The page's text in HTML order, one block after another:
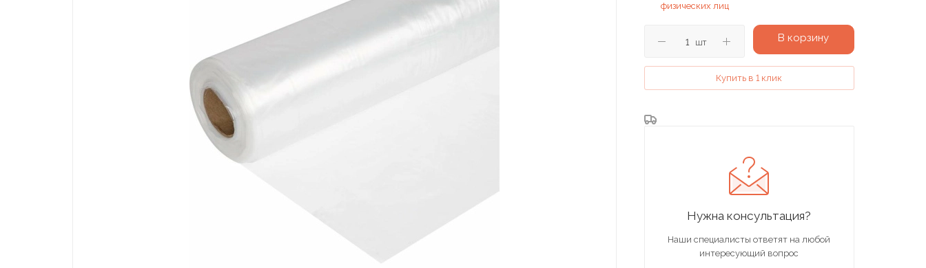
физических лиц
шт В корзину
Купить в 1 клик
Нужна консультация?
Наши специалисты ответят на любой
интересующий вопрос